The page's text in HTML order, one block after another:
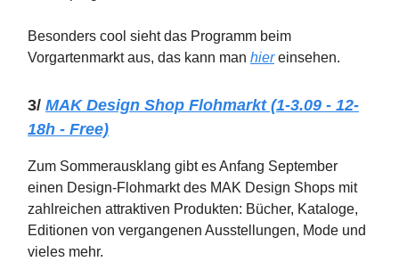
Besonders cool sieht das Programm beim
Vorgartenmarkt aus, das kann man hiereinsehen.
3/ MAK Design Shop Flohmarkt (1-3.09 - 12-
18h - Free)
Zum Sommerausklang gibt es Anfang September
einen Design-Flohmarkt des MAK Design Shops mit
zahlreichen attraktiven Produkten: Bücher, Kataloge,
Editionen von vergangenen Ausstellungen, Mode und
vieles mehr.